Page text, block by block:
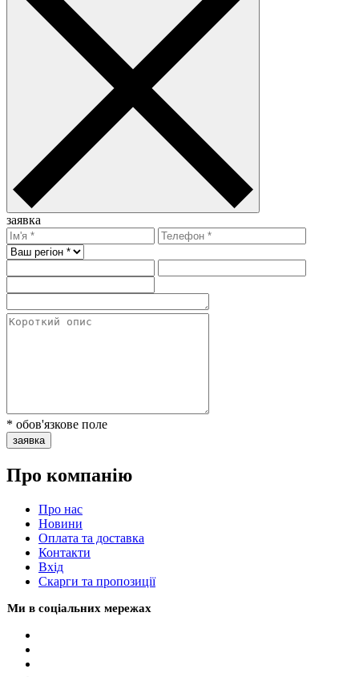
заявка
* обов'язкове поле
заявка
Про компанію
Про нас
Новини
Оплата та доставка
Контакти
Вхiд
Скарги та пропозиції
Ми в соціальних мережах